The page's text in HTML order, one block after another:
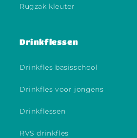
Rugzak kleuter
Drinkflessen
Drinkfles basisschool
Drinkfles voor jongens
Drinkflessen
RVS drinkfles